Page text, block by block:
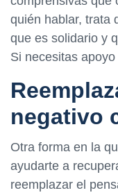
quién hablar, trata
que es solidario y
Si necesitas
negativo
Otra forma en la
ayudarte a
reemplazar el